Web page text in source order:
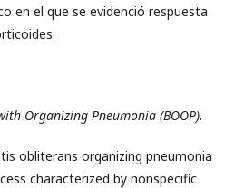
en el que se evidenció respuesta
Organizing Pneumonia (BOOP).
obliterans organizing pneumonia
characterized by nonspecific